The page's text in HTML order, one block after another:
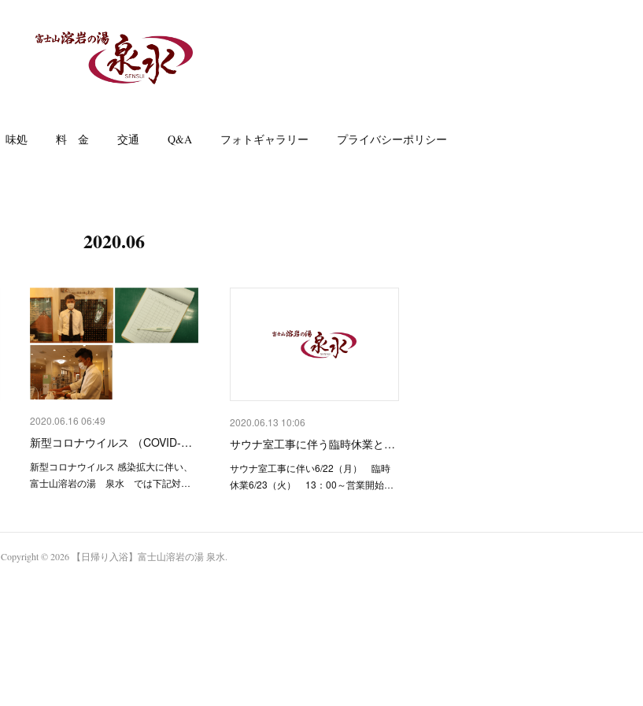
味処 料 金 交通 Q&A フォトギャラリー プライバシーポリシー
2020.06
2020.06.16 06:49
新型コロナウイルス （COVID-…
新型コロナウイルス 感染拡大に伴い、
富士山溶岩の湯 泉水 では下記対…
2020.06.13 10:06
サウナ室工事に伴う臨時休業と…
サウナ室工事に伴い6/22（月） 臨時
休業6/23（火） 13：00～営業開始…
Copyright ©2026 【日帰り入浴】富士山溶岩の湯 泉水.